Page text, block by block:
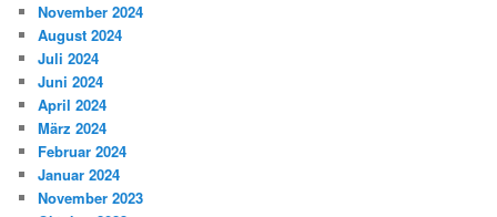
November 2024
August 2024
Juli 2024
Juni 2024
April 2024
März 2024
Februar 2024
Januar 2024
November 2023